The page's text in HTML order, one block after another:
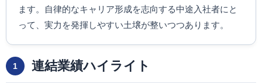
ます。自律的なキャリア形成を志向する中途入社者にと
って、実力を発揮しやすい土壌が整いつつあります。
1 連結業績ハイライト